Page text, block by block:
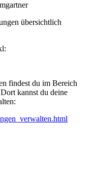
übersichtlich
findest du im Bereich
kannst du deine